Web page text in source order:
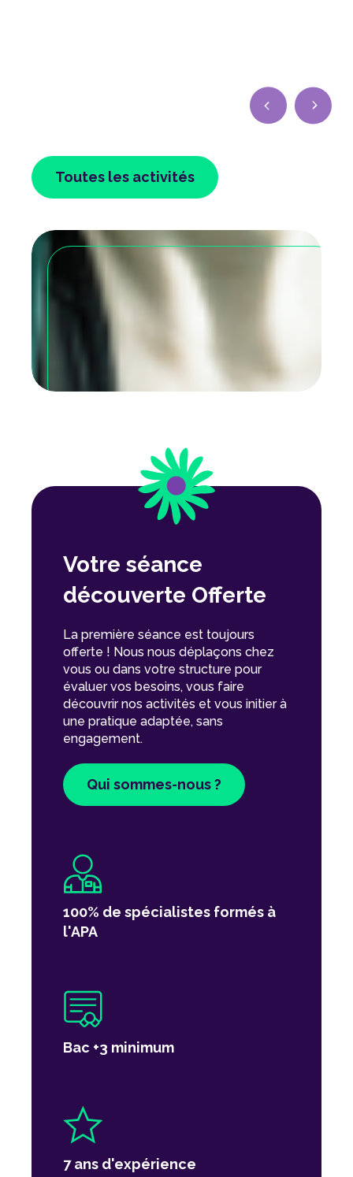
Toutes les activités
Votre séance
découverte Offerte
La première séance est toujours
offerte ! Nous nous déplaçons chez
vous ou dans votre structure pour
évaluer vos besoins, vous faire
découvrir nos activités et vous initier à
une pratique adaptée, sans
engagement.
Qui sommes-nous ?
100% de spécialistes formés à
l'APA
Bac +3 minimum
7 ans d'expérience